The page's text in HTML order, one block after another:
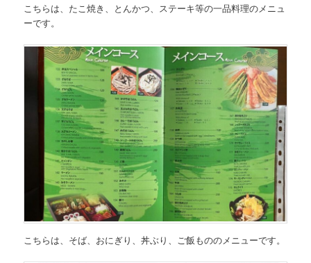
こちらは、 たこ焼き、とんかつ、ステーキ等の一品料理のメニュ
ーです。
こちらは、 そば、おにぎり、丼ぶり、ご飯もののメニューです。